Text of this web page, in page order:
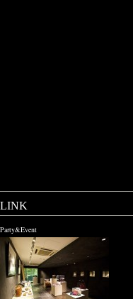
LINK
Party&Event